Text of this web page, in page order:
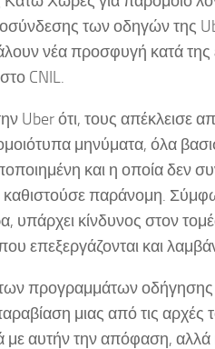
των οδηγών της
νέα προσφυγή κατά της
CNIL.
Uber ότι, τους απέκλεισε
μηνύματα, όλα
και η οποία δεν
παράνομη.
υπάρχει κίνδυνος στον
επεξεργάζονται και
προγραμμάτων οδήγησης
μιας από τις αρχές
με αυτήν την απόφαση,